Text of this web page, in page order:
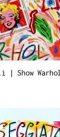
| Show Warhol